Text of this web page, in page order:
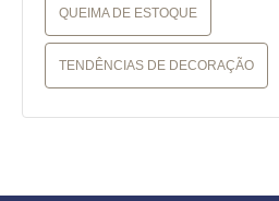
QUEIMA DE ESTOQUE
TENDÊNCIAS DE DECORAÇÃO